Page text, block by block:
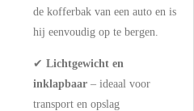
de kofferbak van een auto en is
hij eenvoudig op te bergen.
✔ Lichtgewicht en
inklapbaar – ideaal voor
transport en opslag